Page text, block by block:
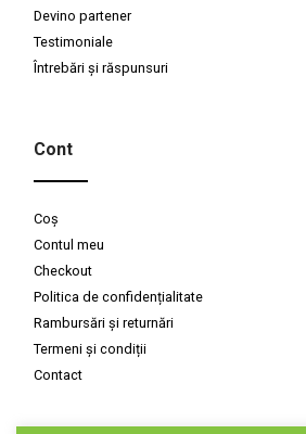
Devino partener
Testimoniale
Întrebări și răspunsuri
Cont
Coș
Contul meu
Checkout
Politica de confidențialitate
Rambursări și returnări
Termeni și condiții
Contact